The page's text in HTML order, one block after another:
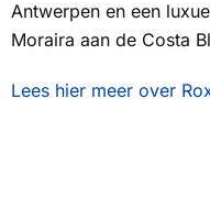
Antwerpen en een
Moraira aan de Costa
Lees hier meer over